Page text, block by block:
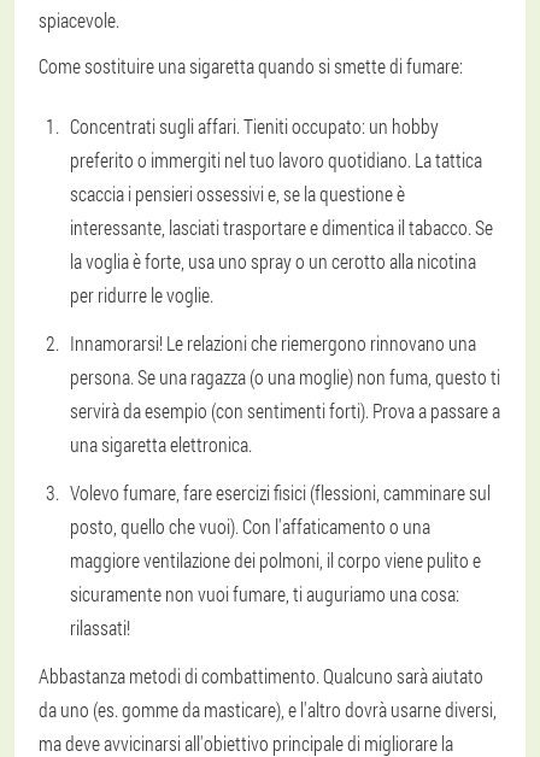
spiacevole.
Come sostituire una sigaretta quando si smette di fumare:
Concentrati sugli affari. Tieniti occupato: un hobby
preferito o immergiti nel tuo lavoro quotidiano. La tattica
scaccia i pensieri ossessivi e, se la questione è
interessante, lasciati trasportare e dimentica il tabacco. Se
la voglia è forte, usa uno spray o un cerotto alla nicotina
per ridurre le voglie.
Innamorarsi! Le relazioni che riemergono rinnovano una
persona. Se una ragazza (o una moglie) non fuma, questo ti
servirà da esempio (con sentimenti forti). Prova a passare a
una sigaretta elettronica.
Volevo fumare, fare esercizi fisici (flessioni, camminare sul
posto, quello che vuoi). Con l'affaticamento o una
maggiore ventilazione dei polmoni, il corpo viene pulito e
sicuramente non vuoi fumare, ti auguriamo una cosa:
rilassati!
Abbastanza metodi di combattimento. Qualcuno sarà aiutato
da uno (es. gomme da masticare), e l'altro dovrà usarne diversi,
ma deve avvicinarsi all'obiettivo principale di migliorare la